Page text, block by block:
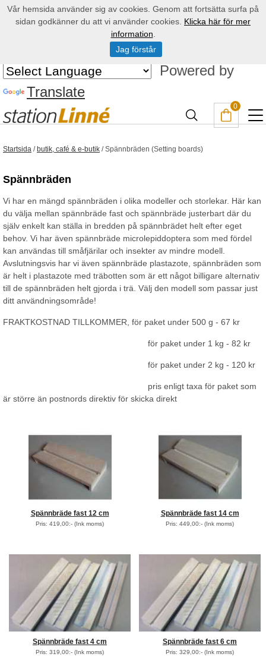
Powered by
Translate
0
Startsida / butik, café & e-butik /Spännbräden (Setting boards)
Spännbräden
Vi har en mängd spännbräden i olika modeller och storlekar. Här kan
du välja mellan spännbräde fast och spännbräde justerbart där du
själv enkelt kan ställa in bredden på spännbrädet helt efter eget
behov. Vi har även spännbräde microlepiddoptera som med fördel
kan användas till småfjärilar och insekter av mindre modell.
Avslutningsvis har vi även spännbräde plastazote, spännbräden som
är helt i plastazote med träbotten som är ett något billigare alternativ
till de spännbräden helt gjorda i trä. Välj den modell som passar just
ditt användningsområde!
FRAKTKOSTNAD TILLKOMMER, för paket under 500 g - 67 kr
för paket under 1 kg - 82 kr
för paket under 2 kg - 120 kr
pris enligt taxa för paket som
är större än postnords direktiv för skicka direkt
Spännbräde fast 12 cm
Pris: 419,00:- (Ink moms)
Spännbräde fast 14 cm
Pris: 449,00:- (Ink moms)
Spännbräde fast 4 cm
Pris: 319,00:- (Ink moms)
Spännbräde fast 6 cm
Pris: 329,00:- (Ink moms)
Vår hemsida använder sig av cookies. Genom att fortsätta surfa på
sidan godkänner du att vi använder cookies. Klicka här för mer
information
Jag förstår